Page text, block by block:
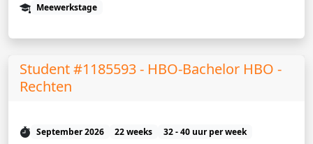
Meewerkstage
Student #1185593 - HBO-Bachelor HBO -
Rechten
September 2026 22 weeks
32 - 40 uur per week